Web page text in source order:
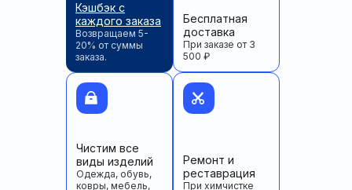
Кэшбэк с
каждого заказа
Возвращаем 5-
20% от суммы
заказа.
Бесплатная
доставка
При заказе от 3
500 ₽
Чистим все
виды изделий
Одежда, обувь,
ковры, мебель,
Ремонт и
реставрация
При химчистке